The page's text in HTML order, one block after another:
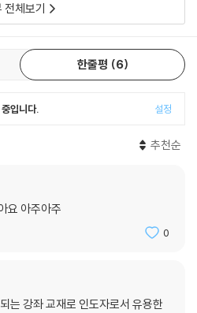
전체보기
한줄평 6
입니다. 설정
추천순
요 아주아주
0
는 강좌 교재로 인도자로서 유용한